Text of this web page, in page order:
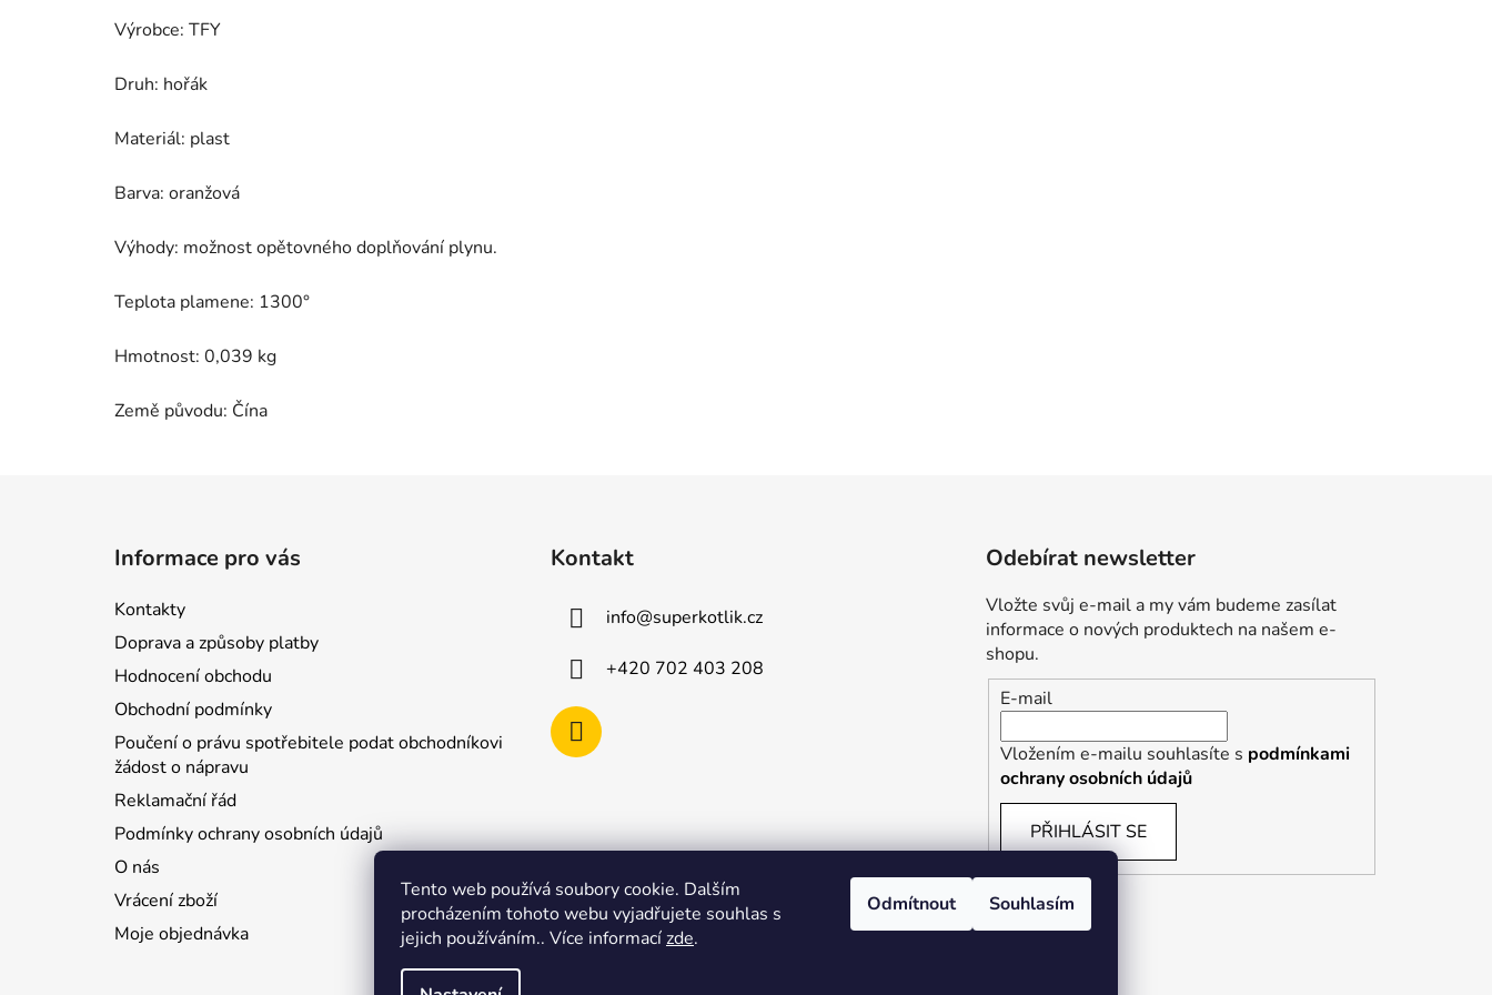
Tento web používá soubory cookie. Dalším
procházením tohoto webu vyjadřujete souhlas s
jejich používáním.. Více informacízde.
Odmítnout Souhlasím
Výrobce: TFY
Druh: hořák
Materiál: plast
Barva: oranžová
Výhody: možnost opětovného doplňování plynu.
Teplota plamene: 1300°
Hmotnost: 0,039 kg
Země původu: Čína
Informace pro vás
Kontakty
Doprava a způsoby platby
Hodnocení obchodu
Obchodní podmínky
Poučení o právu spotřebitele podat obchodníkovi
žádost o nápravu
Reklamační řád
Podmínky ochrany osobních údajů
O nás
Vrácení zboží
Moje objednávka
Kontakt
info@superkotlik.cz
+420 702 403 208
Odebírat newsletter
Vložte svůj e-mail a my vám budeme zasílat
informace o nových produktech na našem e-
shopu.
E-mail
Vložením e-mailu souhlasíte s podmínkami
ochrany osobních údajů
PŘIHLÁSIT SE